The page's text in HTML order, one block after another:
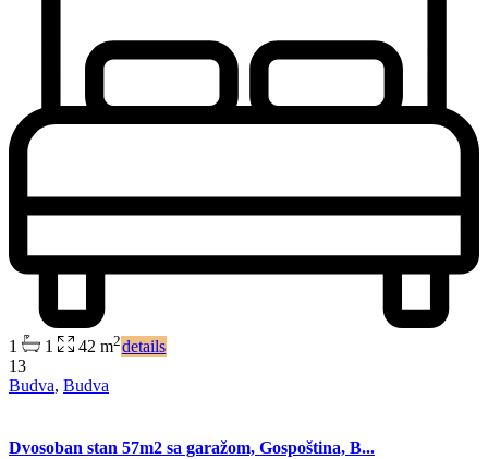
1 1 42 m2details
13
Budva, Budva
Dvosoban stan 57m2 sa garažom, Gospoština, B...